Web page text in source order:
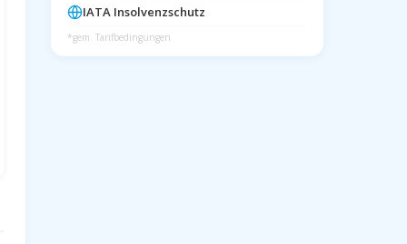
IATA Insolvenzschutz
*gem. Tarifbedingungen